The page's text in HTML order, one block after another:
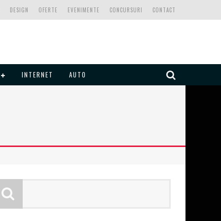
CONTACT
CONCURSURI
EVENIMENTE
OFERTE
DESIGN
INTERNET AUTO